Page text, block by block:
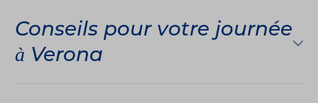
Conseils pour votre journée
à Verona